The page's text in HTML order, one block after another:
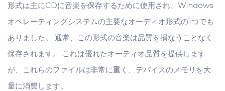
形式は主にCDに音楽を保存するために使用され、Windows
オペレーティングシステムの主要なオーディオ形式の1つでも
ありました。 通常、この形式の音楽は品質を損なうことなく
保存されます。 これは優れたオーディオ品質を提供します
が、これらのファイルは非常に重く、デバイスのメモリを大
量に消費します。